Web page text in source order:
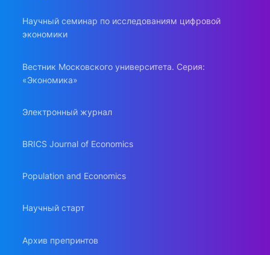
Научный семинар по исследованиям цифровой
экономики
Вестник Московского университета. Серия:
«Экономика»
Электронный журнал
BRICS Journal of Economics
Population and Economics
Научный старт
Архив препринтов